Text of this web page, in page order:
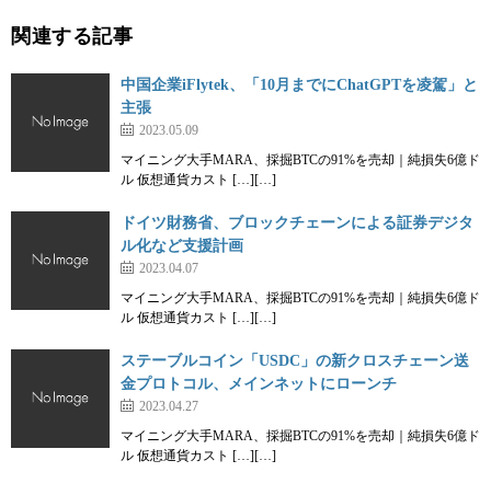
関連する記事
中国企業iFlytek、「10月までにChatGPTを凌駕」と
主張
2023.05.09
マイニング大手MARA、採掘BTCの91%を売却｜純損失6億ド
ル 仮想通貨カスト […][…]
ドイツ財務省、ブロックチェーンによる証券デジタ
ル化など支援計画
2023.04.07
マイニング大手MARA、採掘BTCの91%を売却｜純損失6億ド
ル 仮想通貨カスト […][…]
ステーブルコイン「USDC」の新クロスチェーン送
金プロトコル、メインネットにローンチ
2023.04.27
マイニング大手MARA、採掘BTCの91%を売却｜純損失6億ド
ル 仮想通貨カスト […][…]